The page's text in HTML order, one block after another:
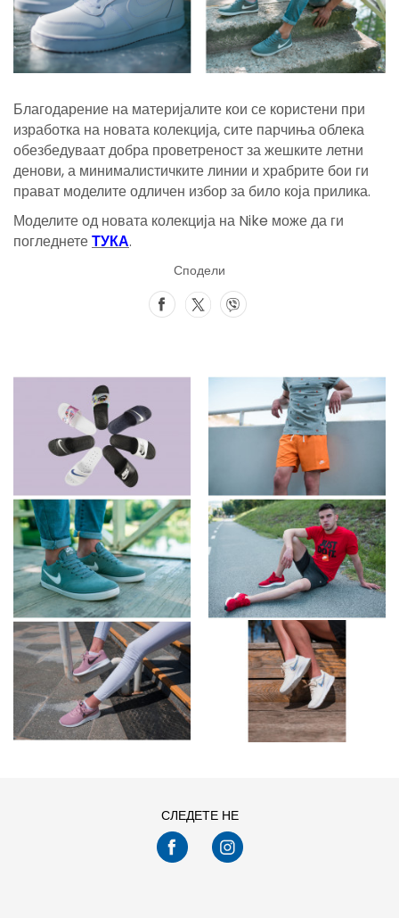
Благодарение на материјалите кои се користени при
изработка на новата колекција, сите парчиња облека
обезбедуваат добра проветреност за жешките летни
денови, а минималистичките линии и храбрите бои ги
прават моделите одличен избор за било која прилика.
Моделите од новата колекција на Nike може да ги
погледнетеТУКА.
Сподели
СЛЕДЕТЕ НЕ